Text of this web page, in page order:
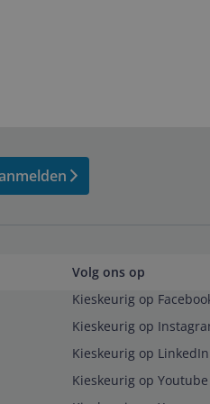
Volg ons op
Kieskeurig op
Kieskeurig op
Kieskeurig op LinkedIn
Kieskeurig op Youtube